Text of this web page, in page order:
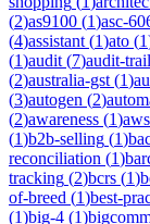
(2)as9100 (1)asc-
(4)assistant (1)ato (1
(1)audit (7)audit-trail
(2)australia-gst (1)
(3)autogen (2)
(2)awareness (1)aws
(1)b2b-selling (1)
reconciliation (1)
tracking (2)bcrs (1)
of-breed (1)best-
(1)big-4 (1)